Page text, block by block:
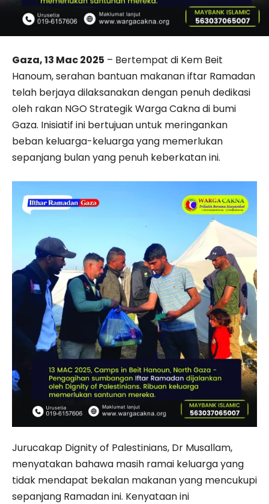
Gaza, 13 Mac 2025 – Bertempat di Kem Beit
Hanoum, serahan bantuan makanan iftar Ramadan
telah berjaya dilaksanakan dengan penuh dedikasi
oleh rakan NGO Strategik Warga Cakna di bumi
Gaza. Inisiatif ini bertujuan untuk meringankan
beban keluarga-keluarga yang memerlukan
sepanjang bulan yang penuh keberkatan ini.
Jurucakap Dignity of Palestinians, Dr Musallam,
menyatakan bahawa masih ramai keluarga yang
tidak mendapat bekalan makanan yang mencukupi
sepanjang Ramadan ini. Kenyataan ini